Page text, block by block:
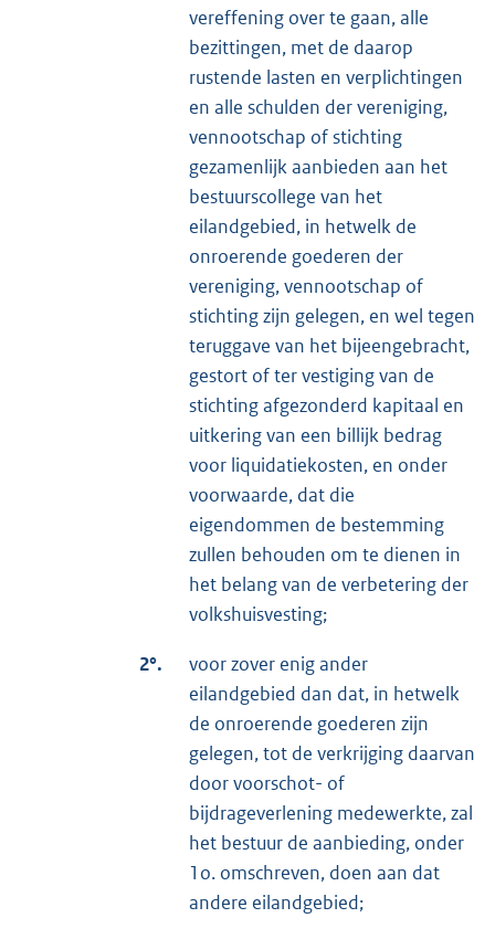
vereffening over te gaan, alle
bezittingen, met de daarop
rustende lasten en verplichtingen
en alle schulden der vereniging,
vennootschap of stichting
gezamenlijk aanbieden aan het
bestuurscollege van het
eilandgebied, in hetwelk de
onroerende goederen der
vereniging, vennootschap of
stichting zijn gelegen, en wel tegen
teruggave van het bijeengebracht,
gestort of ter vestiging van de
stichting afgezonderd kapitaal en
uitkering van een billijk bedrag
voor liquidatiekosten, en onder
voorwaarde, dat die
eigendommen de bestemming
zullen behouden om te dienen in
het belang van de verbetering der
volkshuisvesting;
2°.
voor zover enig ander
eilandgebied dan dat, in hetwelk
de onroerende goederen zijn
gelegen, tot de verkrijging daarvan
door voorschot- of
bijdrageverlening medewerkte, zal
het bestuur de aanbieding, onder
1o. omschreven, doen aan dat
andere eilandgebied;